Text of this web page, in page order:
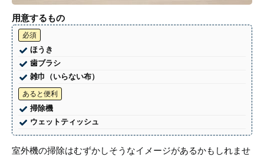
用意するもの
必須
ほうき
歯ブラシ
雑巾（いらない布）
あると便利
掃除機
ウェットティッシュ
室外機の掃除はむずかしそうなイメージがあるかもしれませ